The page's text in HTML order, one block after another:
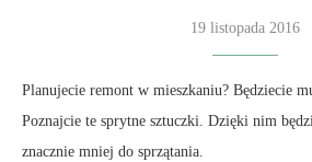
19 listopada 2016
Planujecie remont w mieszkaniu? Będziecie
Poznajcie te sprytne sztuczki. Dzięki nim
znacznie mniej do sprzątania.